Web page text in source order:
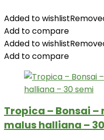
Added to wishlist
Add to compare
Added to wishlist
Add to compare
Tropica – Bonsai
malus halliana –